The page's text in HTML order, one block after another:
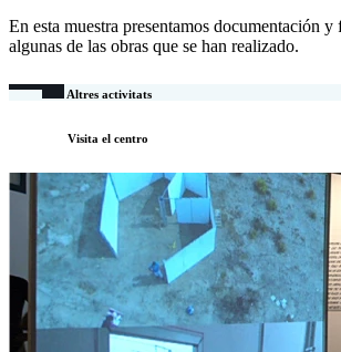
En esta muestra presentamos documentación y
algunas de las obras que se han realizado.
Altres activitats
Visita el centro